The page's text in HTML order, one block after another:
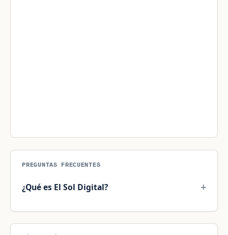
PREGUNTAS FRECUENTES
¿Qué es El Sol Digital?